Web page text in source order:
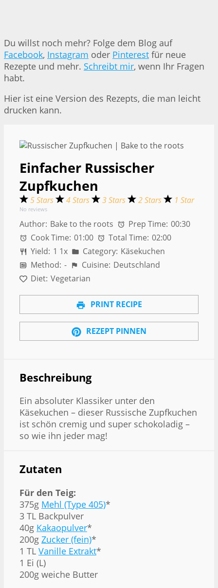
Du willst noch mehr? Folge dem Blog auf
Facebook, Instagram oder Pinterest für neue
Rezepte und mehr. Schreibt mir, wenn Ihr Fragen
habt.
Hier ist eine Version des Rezepts, die man leicht
drucken kann.
Einfacher Russischer
Zupfkuchen
5 Stars 4 Stars 3 Stars 2 Stars 1 Star
No reviews
Author: Bake to the roots Prep Time: 00:30
Cook Time: 01:00 Total Time: 02:00
Yield: 1 1x Category: Käsekuchen
Method: - Cuisine: Deutschland
Diet: Vegetarian
PRINT RECIPE
REZEPT PINNEN
Beschreibung
Ein absoluter Klassiker unter den
Käsekuchen – dieser Russische Zupfkuchen
ist schön cremig und super schokoladig –
so wie ihn jeder mag!
Zutaten
Für den Teig:
375g Mehl (Type 405)*
3 TL Backpulver
40g Kakaopulver*
200g Zucker (fein)*
1 TL Vanille Extrakt*
1 Ei (L)
200g weiche Butter